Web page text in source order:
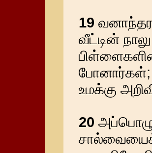
19
வீட்டின்
போனார்கள்;
உமக்கு
20